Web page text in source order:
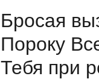
Бросая
Пороку
Тебя при